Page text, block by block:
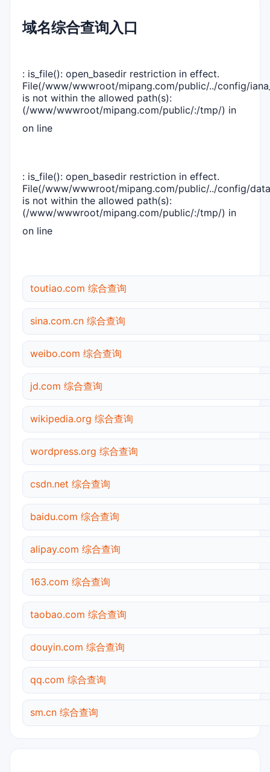
域名综合查询入口
: is_file(): open_basedir restriction in effect.
File(/www/wwwroot/mipang.com/public/../config/
is not within the allowed path(s):
(/www/wwwroot/mipang.com/public/:/tmp/) in
on line
: is_file(): open_basedir restriction in effect.
File(/www/wwwroot/mipang.com/public/../config/
is not within the allowed path(s):
(/www/wwwroot/mipang.com/public/:/tmp/) in
on line
toutiao.com 综合查询
sina.com.cn 综合查询
weibo.com 综合查询
jd.com 综合查询
wikipedia.org 综合查询
wordpress.org 综合查询
csdn.net 综合查询
baidu.com 综合查询
alipay.com 综合查询
163.com 综合查询
taobao.com 综合查询
douyin.com 综合查询
qq.com 综合查询
sm.cn 综合查询